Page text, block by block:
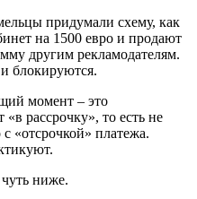
придумали схему, как
на 1500 евро и продают
другим рекламодателям.
блокируются.
момент – это
рассрочку», то есть не
«отсрочкой» платежа.
ниже.